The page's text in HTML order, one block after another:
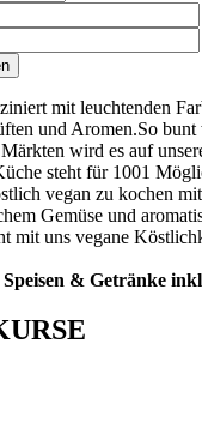
mit leuchtenden
und Aromen.So bunt
wird es auf
steht für 1001
vegan zu kochen
Gemüse und
mit uns vegane
& Getränke